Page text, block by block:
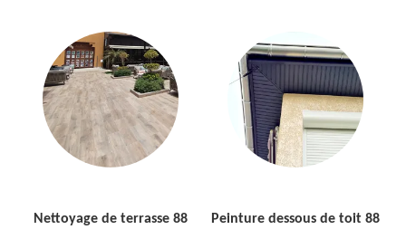
Nettoyage de terrasse 88 Peinture dessous de toit 88